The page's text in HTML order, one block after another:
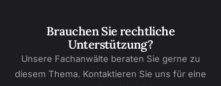
Brauchen Sie rechtliche
Unterstützung?
Unsere Fachanwälte beraten Sie gerne zu
diesem Thema. Kontaktieren Sie uns für eine